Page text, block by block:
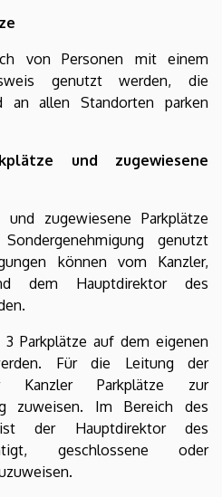
von Personen mit einem
genutzt werden, die
an allen Standorten parken
und zugewiesene
und zugewiesene Parkplätze
genutzt
können vom Kanzler,
dem Hauptdirektor des
Parkplätze auf dem eigenen
Für die Leitung der
Kanzler Parkplätze zur
zuweisen. Im Bereich des
der Hauptdirektor des
geschlossene oder